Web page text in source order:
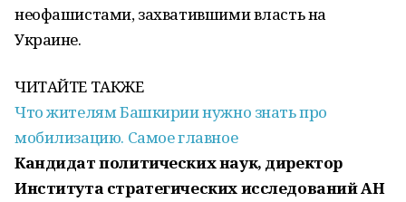
неофашистами, захватившими власть на
Украине.
ЧИТАЙТЕ ТАКЖЕ
Что жителям Башкирии нужно знать про
мобилизацию. Самое главное
Кандидат политических наук, директор
Института стратегических исследований АН